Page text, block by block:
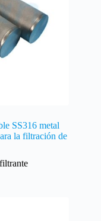
SS316 metal
la filtración de